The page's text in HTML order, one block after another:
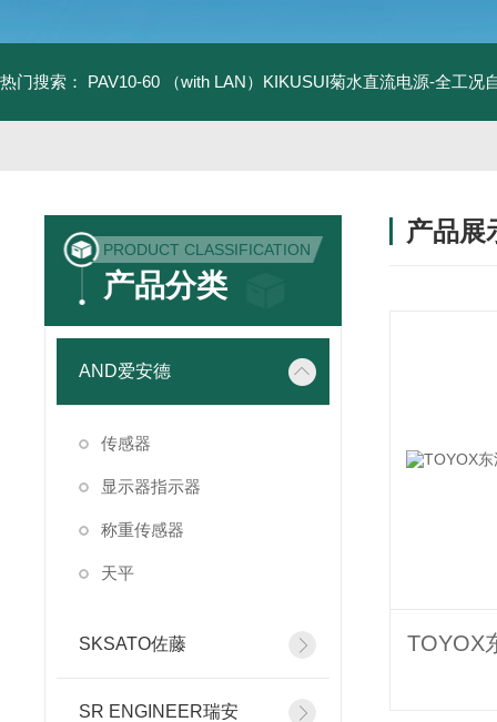
热门搜索： PAV10-60 （with LAN）KIKUSUI菊水直流电源-全工况
PRODUCT CLASSIFICATION
产品分类
AND爱安德
传感器
显示器指示器
称重传感器
天平
SKSATO佐藤
SR ENGINEER瑞安
产品展